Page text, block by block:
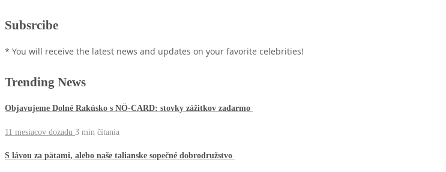
Subsrcibe
* You will receive the latest news and updates on your favorite celebrities!
Trending News
Objavujeme Dolné Rakúsko s NÖ-CARD: stovky zážitkov zadarmo
11 mesiacov dozadu 3 min čítania
S lávou za pätami, alebo naše talianske sopečné dobrodružstvo